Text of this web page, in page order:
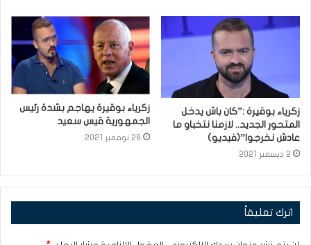
زكرياء بوقيرة :”كان باش يدخل
المتحور الجديد.. لازمنا نتخباو ما
عادش نخرجوا”(فيديو)
2 ديسمبر 2021
زكرياء بوقيرة يهاجم بشدة رئيس
الجمهورية قيس سعيد
28 نوفمبر 2021
اترك تعليقاً